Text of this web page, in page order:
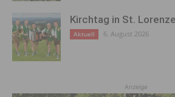
Kirchtag in St.
Aktuell 6. August 2026
Anzeige